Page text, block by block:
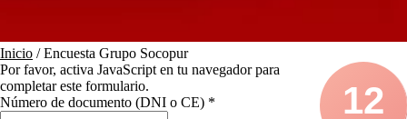
Inicio / Encuesta Grupo Socopur
12
Por favor, activa JavaScript en tu navegador para
completar este formulario.
Número de documento (DNI o CE) *